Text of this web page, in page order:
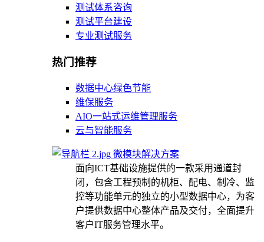
测试体系咨询
测试平台建设
专业测试服务
热门推荐
数据中心绿色节能
维保服务
AIO一站式运维管理服务
云与智能服务
微模块解决方案
面向ICT基础设施提供的一款采用通道封
闭，包含工程预制的机柜、配电、制冷、监
控等功能单元的独立的小型数据中心，为客
户提供数据中心整体产品及交付，全面提升
客户IT服务管理水平。